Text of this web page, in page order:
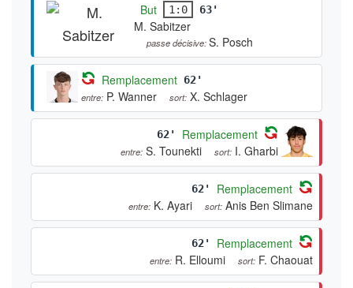
But 1:0 63'
M. Sabitzer
passe décisive:S. Posch
Remplacement 62'
entre: P. Wanner sort: X. Schlager
62' Remplacement
entre: S. Tounekti sort: I. Gharbi
62' Remplacement
entre: K. Ayari sort: Anis Ben Slimane
62' Remplacement
entre: R. Elloumi sort: F. Chaouat